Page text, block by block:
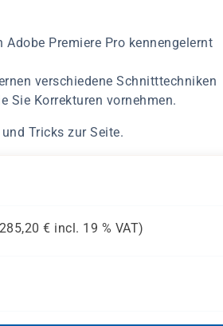
Premiere Pro kennengelernt
verschiedene Schnitttechniken
Sie Korrekturen vornehmen.
Tricks zur Seite.
€ incl. 19 % VAT)